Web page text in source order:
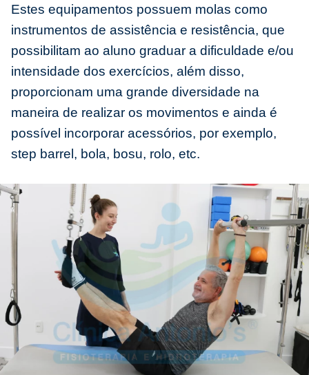
Estes equipamentos possuem molas como
instrumentos de assistência e resistência, que
possibilitam ao aluno graduar a dificuldade e/ou
intensidade dos exercícios, além disso,
proporcionam uma grande diversidade na
maneira de realizar os movimentos e ainda é
possível incorporar acessórios, por exemplo,
step barrel, bola, bosu, rolo, etc.